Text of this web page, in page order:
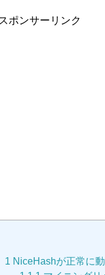
ポンサーリンク
1 NiceHashが正常に